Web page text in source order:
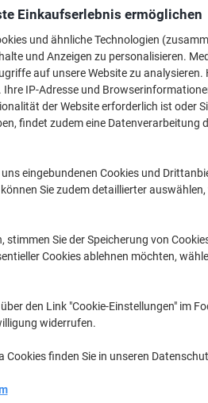
€ 2,29 Ab 20 Stück
€ 2,75 inkl. USt
Menge exkl. USt
1-9Stück € 2,89
Vor
Lieferinformationen
Einkaufserlebnis ermöglichen
und ähnliche Technologien
und Anzeigen zu personalisieren.
auf unsere Website zu analysieren.
IP-Adresse und
der Website erforderlich ist oder
findet zudem eine Datenverarbeitung
eingebundenen Cookies und
Sie zudem detaillierter auswählen,
stimmen Sie der Speicherung von
Cookies ablehnen möchten,
den Link "Cookie-Einstellungen" im
widerrufen.
Cookies finden Sie in unseren